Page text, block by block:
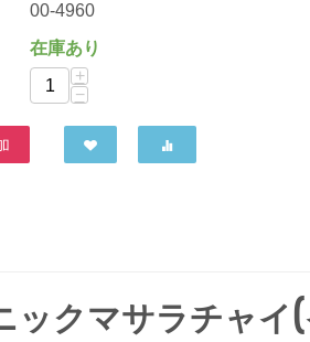
00-4960
在庫あり
+
−
ックマサラチャイ